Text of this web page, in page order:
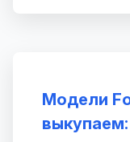
Модели
выкупаем: